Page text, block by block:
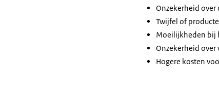
Onzekerheid
Twijfel of
Moeilijkheden bij
Onzekerheid over
Hogere kosten